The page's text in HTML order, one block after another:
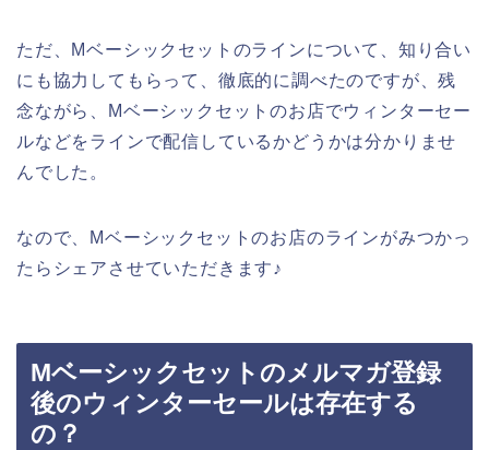
ただ、Mベーシックセットのラインについて、知り合い
にも協力してもらって、徹底的に調べたのですが、残
念ながら、Mベーシックセットのお店でウィンターセー
ルなどをラインで配信しているかどうかは分かりませ
んでした。
なので、Mベーシックセットのお店のラインがみつかっ
たらシェアさせていただきます♪
Mベーシックセットのメルマガ登録
後のウィンターセールは存在する
の？